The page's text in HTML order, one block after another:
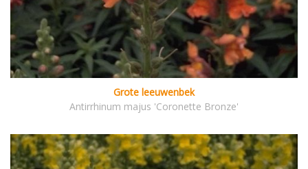
Grote leeuwenbek
Antirrhinum majus 'Coronette Bronze'